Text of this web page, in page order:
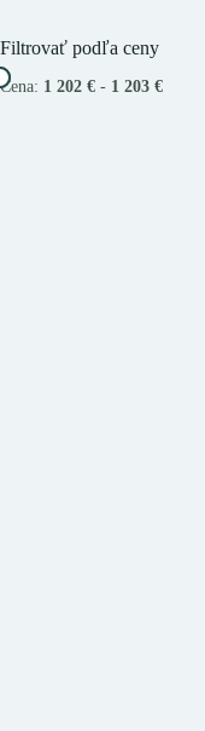
Filtrovať podľa ceny
Cena: 1 202 € - 1 203 €